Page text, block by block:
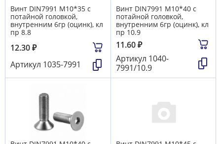
Винт DIN7991 М10*35 с
потайной головкой,
внутренним 6гр (оцинк), кл
пр 8.8
12.30₽
Артикул 1035-7991
Винт DIN7991 М10*40 с
потайной головкой,
внутренним 6гр (оцинк), кл
пр 10.9
11.60₽
Артикул 1040-
7991/10.9